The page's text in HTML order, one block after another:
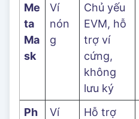
Me
ta
Ma
sk
Ví
nón
g
Chủ yếu
EVM, hỗ
trợ ví
cứng,
không
lưu ký
Ph
Ví
Hỗ trợ